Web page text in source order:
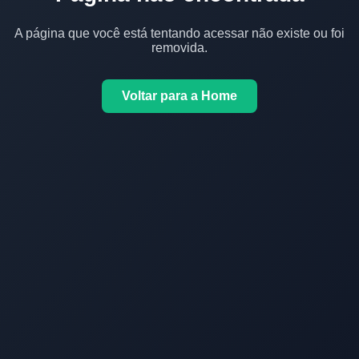
A página que você está tentando acessar não existe ou foi
removida.
Voltar para a Home